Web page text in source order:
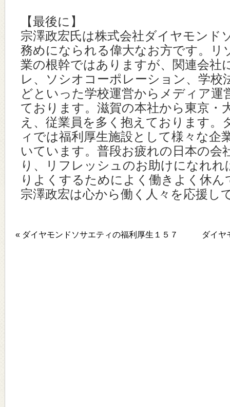
【最後に】
宗澤政宏氏は株式会社ダイヤモンド
務めになられる偉大なお方です。リ
業の根幹ではありますが、関連会社
レ、ソシオコーポレーション、学校
どといった学校運営からメディア運
ております。滋賀の本社から東京・
え、従業員を多く抱えております。
ィでは福利厚生施設として様々な企
いています。普段お疲れの日本の会
り、リフレッシュのお助けになれ
りよくするためによく働きよく休
宗澤政宏は心から働く人々を応援し
« ダイヤモンドソサエティの福利厚生１５７ ダイヤ